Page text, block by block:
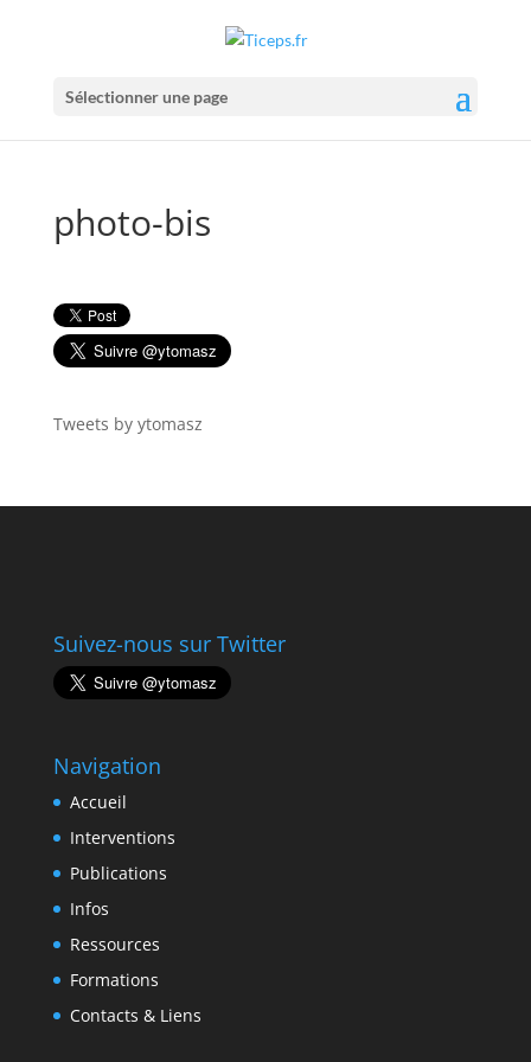
Sélectionner une page
photo-bis
Tweets by ytomasz
Suivez-nous sur Twitter
Navigation
Accueil
Interventions
Publications
Infos
Ressources
Formations
Contacts & Liens